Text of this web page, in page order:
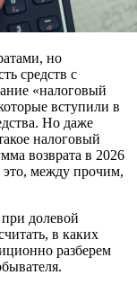
но
средств с
«налоговый
вступили в
Но даже
налоговый
возврата в 2026
это, между прочим,
долевой
в каких
разберем